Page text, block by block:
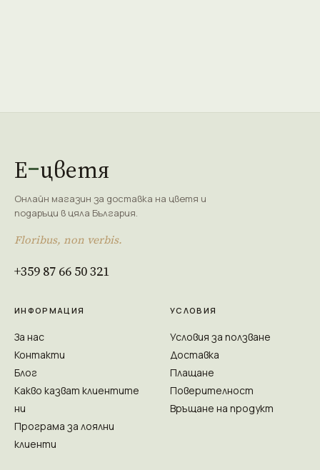
Е цветя
Онлайн магазин за доставка на цветя и
подаръци в цяла България.
Floribus, non verbis.
+359 87 66 50 321
ИНФОРМАЦИЯ
За нас
Контакти
Блог
Какво казват клиентите
ни
Програма за лоялни
клиенти
УСЛОВИЯ
Условия за ползване
Доставка
Плащане
Поверителност
Връщане на продукт